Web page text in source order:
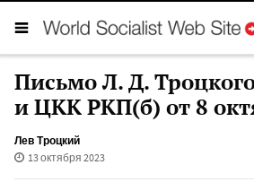
Письмо Л. Д.
и ЦКК РКП(б) от 8
Лев Троцкий
13 октября 2023